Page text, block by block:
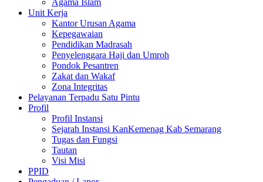
Unit Kerja
Kantor Urusan Agama
Kepegawaian
Pendidikan Madrasah
Penyelenggara Haji dan Umroh
Pondok Pesantren
Zakat dan Wakaf
Zona Integritas
Pelayanan Terpadu Satu Pintu
Profil
Profil Instansi
Sejarah Instansi KanKemenag Kab Semarang
Tugas dan Fungsi
Tautan
Visi Misi
PPID